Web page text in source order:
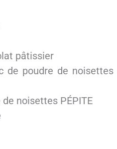
pâtissier
de poudre de noisettes
noisettes PÉPITE